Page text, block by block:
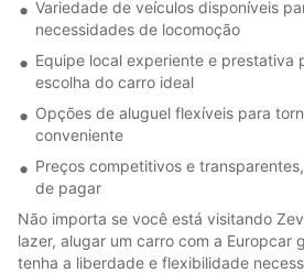
Variedade de veículos disponíveis
necessidades de locomoção
Equipe local experiente e prestativa
escolha do carro ideal
Opções de aluguel flexíveis para
conveniente
Preços competitivos e
de pagar
Não importa se você está visitando
lazer, alugar um carro com a Europcar
tenha a liberdade e flexibilidade